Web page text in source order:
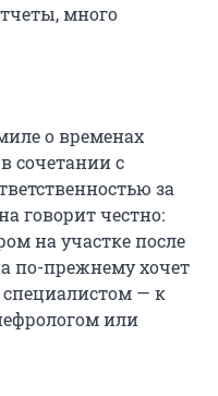
много
о временах
сочетании с
за
говорит честно:
на участке после
по-прежнему хочет
специалистом — к
или